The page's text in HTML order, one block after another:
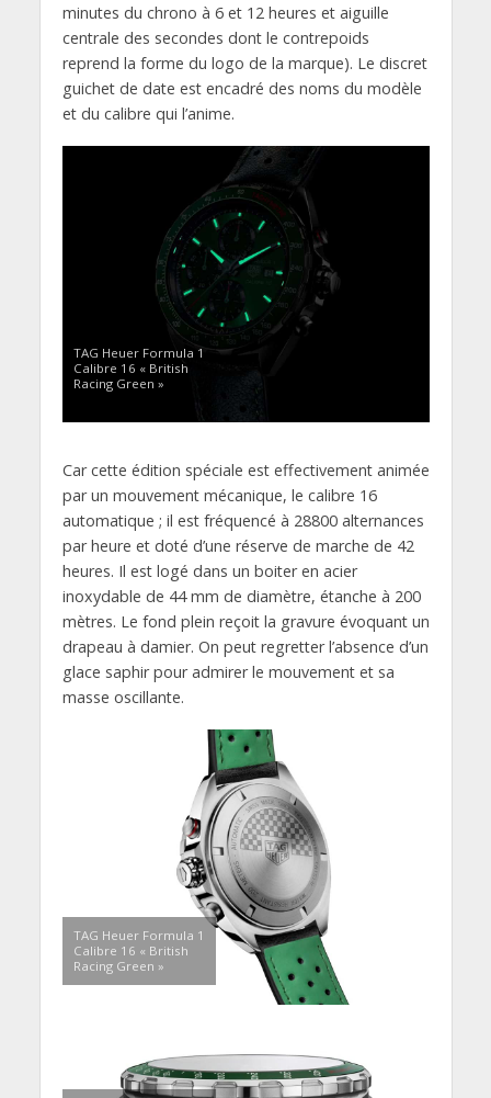
minutes du chrono à 6 et 12 heures et aiguille
centrale des secondes dont le contrepoids
reprend la forme du logo de la marque). Le discret
guichet de date est encadré des noms du modèle
et du calibre qui l’anime.
TAG Heuer Formula 1
Calibre 16 « British
Racing Green »
Car cette édition spéciale est effectivement animée
par un mouvement mécanique, le calibre 16
automatique ; il est fréquencé à 28800 alternances
par heure et doté d’une réserve de marche de 42
heures. Il est logé dans un boiter en acier
inoxydable de 44 mm de diamètre, étanche à 200
mètres. Le fond plein reçoit la gravure évoquant un
drapeau à damier. On peut regretter l’absence d’un
glace saphir pour admirer le mouvement et sa
masse oscillante.
TAG Heuer Formula 1
Calibre 16 « British
Racing Green »